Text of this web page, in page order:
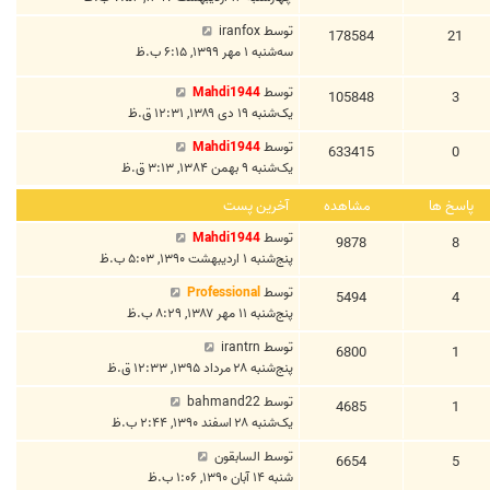
21
178584 توسطiranfox
سه‌شنبه ۱ مهر ۱۳۹۹, ۶:۱۵ ب.ظ
3
105848 توسطMahdi1944
یک‌شنبه ۱۹ دی ۱۳۸۹, ۱۲:۳۱ ق.ظ
0
633415 توسطMahdi1944
یک‌شنبه ۹ بهمن ۱۳۸۴, ۳:۱۳ ق.ظ
پاسخ ها مشاهده آخرین پست
8
9878 توسطMahdi1944
پنج‌شنبه ۱ اردیبهشت ۱۳۹۰, ۵:۰۳ ب.ظ
4
5494 توسطProfessional
پنج‌شنبه ۱۱ مهر ۱۳۸۷, ۸:۲۹ ب.ظ
1
6800 توسط irantrn
پنج‌شنبه ۲۸ مرداد ۱۳۹۵, ۱۲:۳۳ ق.ظ
1
4685 توسطbahmand22
یک‌شنبه ۲۸ اسفند ۱۳۹۰, ۲:۴۴ ب.ظ
5
6654 توسط السابقون
شنبه ۱۴ آبان ۱۳۹۰, ۱:۰۶ ب.ظ